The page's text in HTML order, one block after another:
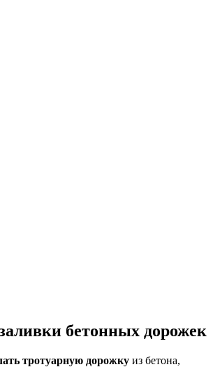
бетонных дорожек
тротуарную дорожку из бетона,